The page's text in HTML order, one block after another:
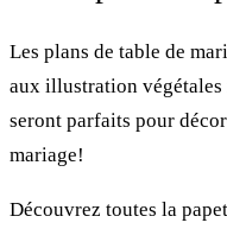
Les plans de table de
aux illustration végétales
seront parfaits pour
mariage!
Découvrez toutes la